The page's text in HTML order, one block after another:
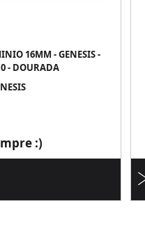
16MM - GENESIS -
- DOURADA
:)